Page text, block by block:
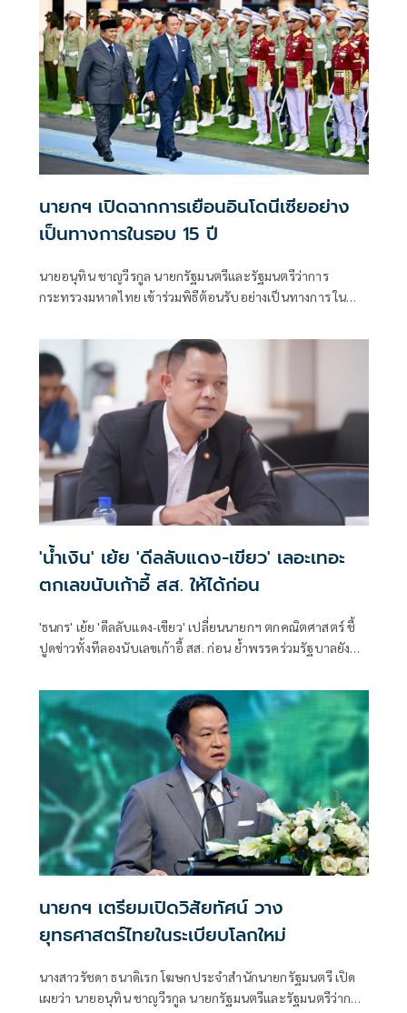
นายกรัฐมนตรีจะเดินทางมาเปิดงานอย่างเป็นทางการ ในวัน
จันทร์ที่ 10 สิงหาคม
นายกฯ เปิดฉากการเยือนอินโดนีเซียอย่าง
เป็นทางการในรอบ 15 ปี
นายอนุทิน ชาญวีรกูล นายกรัฐมนตรีและรัฐมนตรีว่าการ
กระทรวงมหาดไทย เข้าร่วมพิธีต้อนรับอย่างเป็นทางการ ใน
'น้ำเงิน' เย้ย 'ดีลลับแดง-เขียว' เลอะเทอะ
ตกเลขนับเก้าอี้ สส. ให้ได้ก่อน
'ธนกร' เย้ย 'ดีลลับแดง-เขียว' เปลี่ยนนายกฯ ตกคณิตศาสตร์ ชี้
ปูดข่าวทั้งทีลองนับเลขเก้าอี้ สส. ก่อน ย้ำพรรคร่วมรัฐบาลยัง
นายกฯ เตรียมเปิดวิสัยทัศน์ วาง
ยุทธศาสตร์ไทยในระเบียบโลกใหม่
นางสาวรัชดา ธนาดิเรก โฆษกประจำสำนักนายกรัฐมนตรี เปิด
เผยว่า นายอนุทิน ชาญวีรกูล นายกรัฐมนตรีและรัฐมนตรีว่าการ